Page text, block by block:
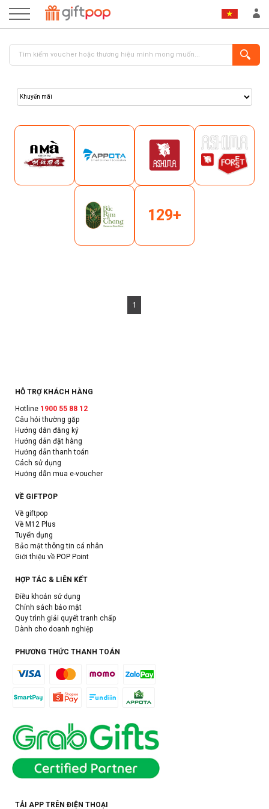
ĐĂNG KÝ
129+
1
HỖ TRỢ KHÁCH HÀNG
Hotline 1900 55 88 12
Câu hỏi thường gặp
Hướng dẫn đăng ký
Hướng dẫn đặt hàng
Hướng dẫn thanh toán
Cách sử dụng
Hướng dẫn mua e-voucher
VỀ GIFTPOP
Về giftpop
Về M12 Plus
Tuyển dụng
Bảo mật thông tin cá nhân
Giới thiệu về POP Point
HỢP TÁC & LIÊN KẾT
Điều khoản sử dụng
Chính sách bảo mật
Quy trình giải quyết tranh chấp
Dành cho doanh nghiệp
PHƯƠNG THỨC THANH TOÁN
TẢI APP TRÊN ĐIỆN THOẠI